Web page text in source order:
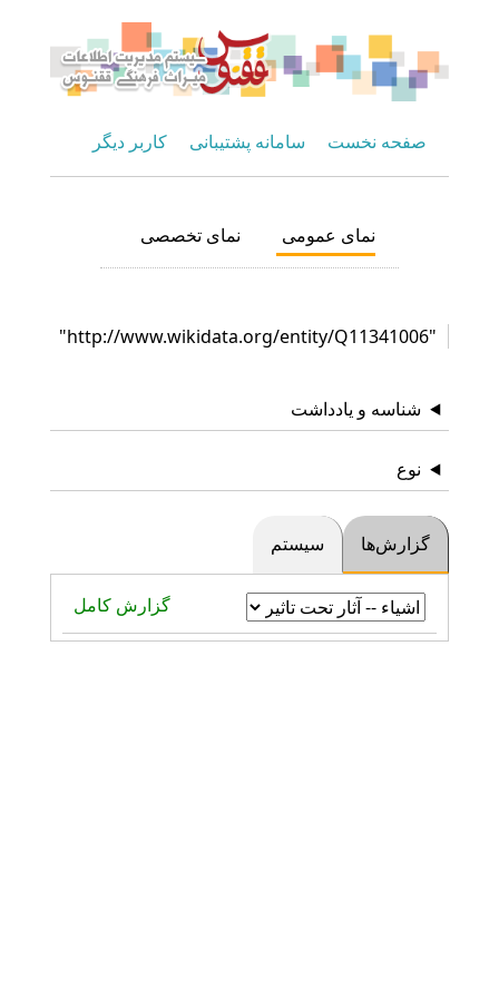
صفحه نخست سامانه پشتیبانی کاربر دیگر
نمای عمومی نمای تخصصی
"http://www.wikidata.org/entity/Q11341006"
شناسه و یادداشت
نوع
گزارش‌ها سیستم
گزارش کامل